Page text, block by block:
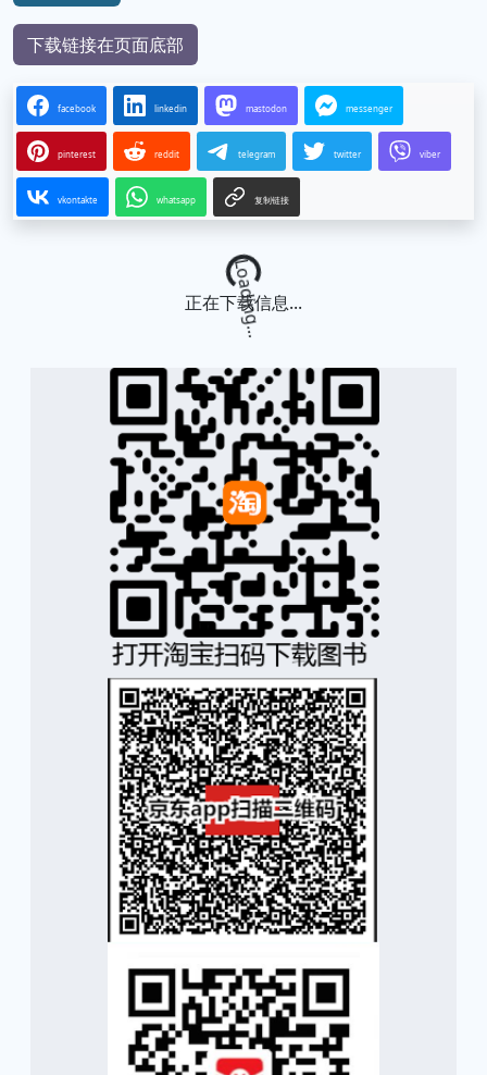
下载链接在页面底部
facebook linkedin mastodon messenger
pinterest reddit telegram twitter viber
vkontakte whatsapp 复制链接
Loading...
正在下载信息...